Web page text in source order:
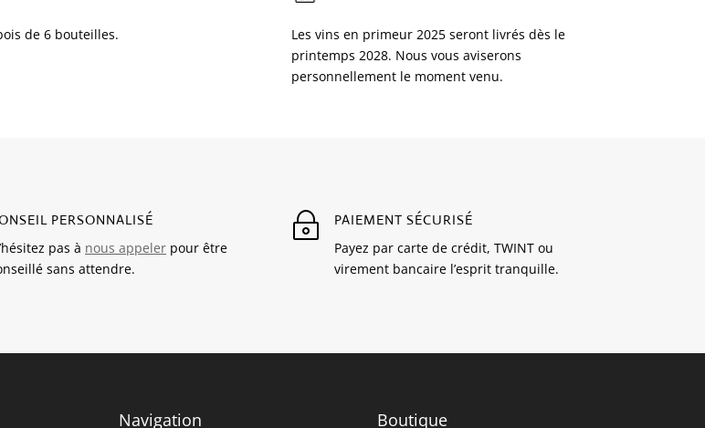
de 6 bouteilles.
Les vins en primeur 2025 seront livrés dès le
printemps 2028. Nous vous aviserons
personnellement le moment venu.
PERSONNALISÉ
pas à nous appelerpour être
sans attendre.
~
PAIEMENT SÉCURISÉ
Payez par carte de crédit, TWINT ou
virement bancaire l’esprit tranquille.
Navigation Boutique